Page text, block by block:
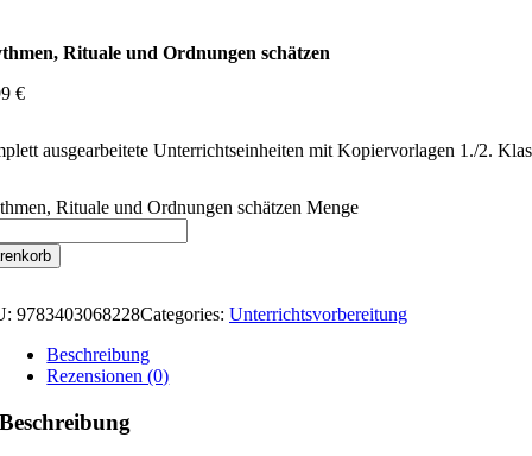
Rituale und Ordnungen schätzen
€
ausgearbeitete Unterrichtseinheiten mit Kopiervorlagen 1./2.
Rituale und Ordnungen schätzen Menge
9783403068228Categories: Unterrichtsvorbereitung
Beschreibung
Rezensionen (0)
Beschreibung